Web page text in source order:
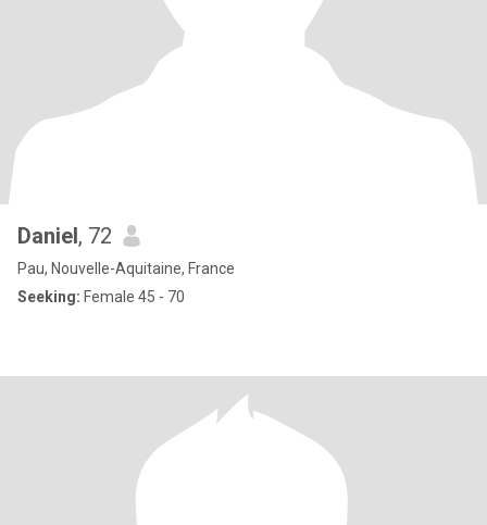
Daniel, 72
Pau, Nouvelle-Aquitaine, France
Seeking: Female 45 - 70